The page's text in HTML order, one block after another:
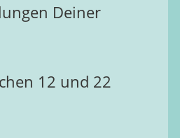
Deiner
12 und 22